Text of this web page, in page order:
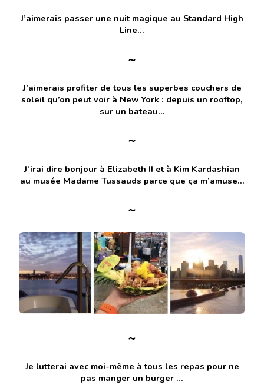
J’aimerais passer une nuit magique au Standard High
Line…
~
J’aimerais profiter de tous les superbes couchers de
soleil qu’on peut voir à New York : depuis un rooftop,
sur un bateau…
~
J’irai dire bonjour à Elizabeth II et à Kim Kardashian
au musée Madame Tussauds parce que ça m’amuse…
~
~
Je lutterai avec moi-même à tous les repas pour ne
pas manger un burger …